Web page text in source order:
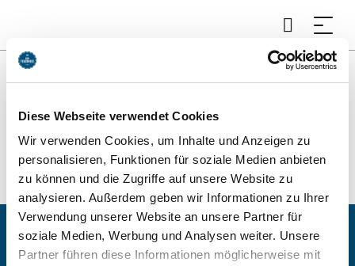
Diese Webseite verwendet Cookies
Wir verwenden Cookies, um Inhalte und Anzeigen zu
personalisieren, Funktionen für soziale Medien anbieten
zu können und die Zugriffe auf unsere Website zu
analysieren. Außerdem geben wir Informationen zu Ihrer
Verwendung unserer Website an unsere Partner für
soziale Medien, Werbung und Analysen weiter. Unsere
Partner führen diese Informationen möglicherweise mit